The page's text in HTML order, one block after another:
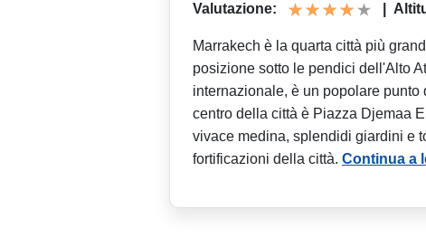
Valutazione:
Marrakech è la quarta città più
posizione sotto le pendici dell'Alto
internazionale, è un popolare punto
centro della città è Piazza Djemaa
vivace medina, splendidi giardini e
fortificazioni della città. Continua a